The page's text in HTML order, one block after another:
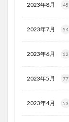
2023年8月 45
2023年7月 54
2023年6月 62
2023年5月 77
2023年4月 53